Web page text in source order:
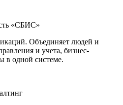
«СБИС»
Объединяет людей и
и учета, бизнес-
в одной системе.